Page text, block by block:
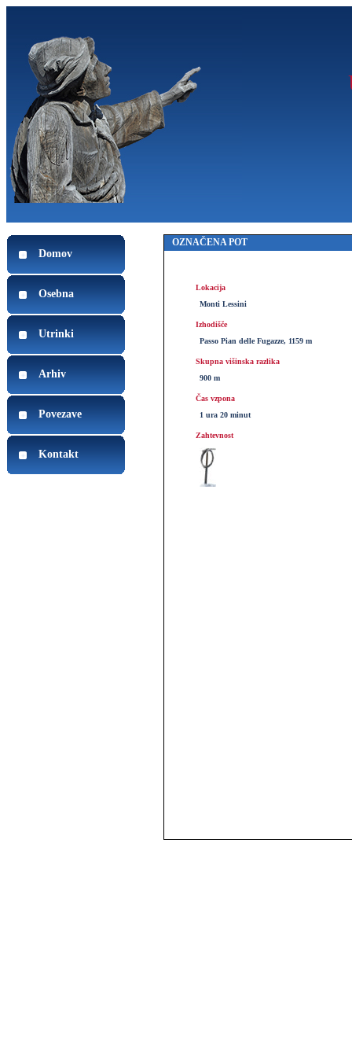
Domov
Osebna
Utrinki
Arhiv
Povezave
Kontakt
OZNAČENA POT
Lokacija
Monti Lessini
Izhodišče
Passo Pian delle Fugazze, 1159 m
Skupna višinska razlika
900 m
Čas vzpona
1 ura 20 minut
Zahtevnost